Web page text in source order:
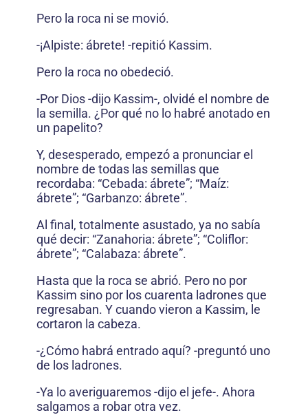
Pero la roca ni se movió.
-¡Alpiste: ábrete! -repitió Kassim.
Pero la roca no obedeció.
-Por Dios -dijo Kassim-, olvidé el nombre de
la semilla. ¿Por qué no lo habré anotado en
un papelito?
Y, desesperado, empezó a pronunciar el
nombre de todas las semillas que
recordaba: “Cebada: ábrete”; “Maíz:
ábrete”; “Garbanzo: ábrete”.
Al final, totalmente asustado, ya no sabía
qué decir: “Zanahoria: ábrete”; “Coliflor:
ábrete”; “Calabaza: ábrete”.
Hasta que la roca se abrió. Pero no por
Kassim sino por los cuarenta ladrones que
regresaban. Y cuando vieron a Kassim, le
cortaron la cabeza.
-¿Cómo habrá entrado aquí? -preguntó uno
de los ladrones.
-Ya lo averiguaremos -dijo el jefe-. Ahora
salgamos a robar otra vez.